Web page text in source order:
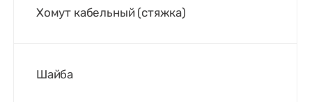
Хомут кабельный (стяжка)
Шайба